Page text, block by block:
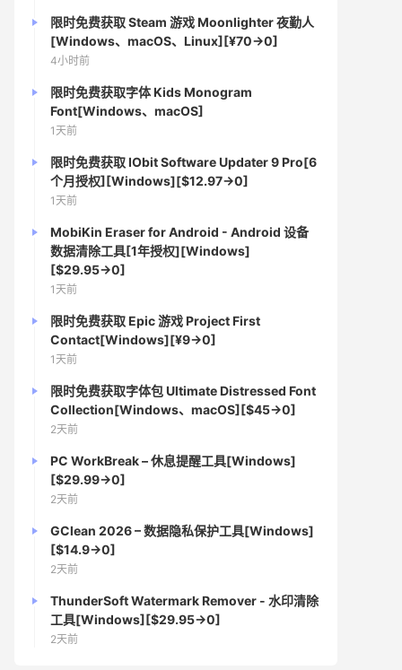
限时免费获取 Steam 游戏 Moonlighter 夜勤人
[Windows、macOS、Linux][¥70→0]
4小时前
限时免费获取字体 Kids Monogram
Font[Windows、macOS]
1天前
限时免费获取 IObit Software Updater 9 Pro[6
个月授权][Windows][$12.97→0]
1天前
MobiKin Eraser for Android - Android 设备
数据清除工具[1年授权][Windows]
[$29.95→0]
1天前
限时免费获取 Epic 游戏 Project First
Contact[Windows][¥9→0]
1天前
限时免费获取字体包 Ultimate Distressed Font
Collection[Windows、macOS][$45→0]
2天前
PC WorkBreak – 休息提醒工具[Windows]
[$29.99→0]
2天前
GClean 2026 – 数据隐私保护工具[Windows]
[$14.9→0]
2天前
ThunderSoft Watermark Remover - 水印清除
工具[Windows][$29.95→0]
2天前